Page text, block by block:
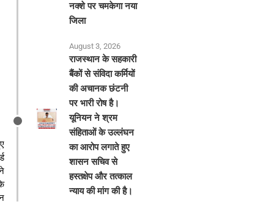
नक्शे पर चमकेगा नया
जिला
August 3, 2026
राजस्थान के सहकारी
बैंकों से संविदा कर्मियों
की अचानक छंटनी
पर भारी रोष है।
यूनियन ने श्रम
संहिताओं के उल्लंघन
का आरोप लगाते हुए
शासन सचिव से
हस्तक्षेप और तत्काल
न्याय की मांग की है।